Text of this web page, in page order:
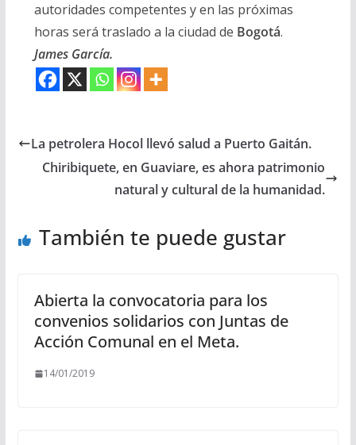
autoridades competentes y en las próximas
horas será traslado a la ciudad de Bogotá.
James García.
La petrolera Hocol llevó salud a Puerto Gaitán.
Chiribiquete, en Guaviare, es ahora patrimonio
natural y cultural de la humanidad.
También te puede gustar
Abierta la convocatoria para los
convenios solidarios con Juntas de
Acción Comunal en el Meta.
14/01/2019